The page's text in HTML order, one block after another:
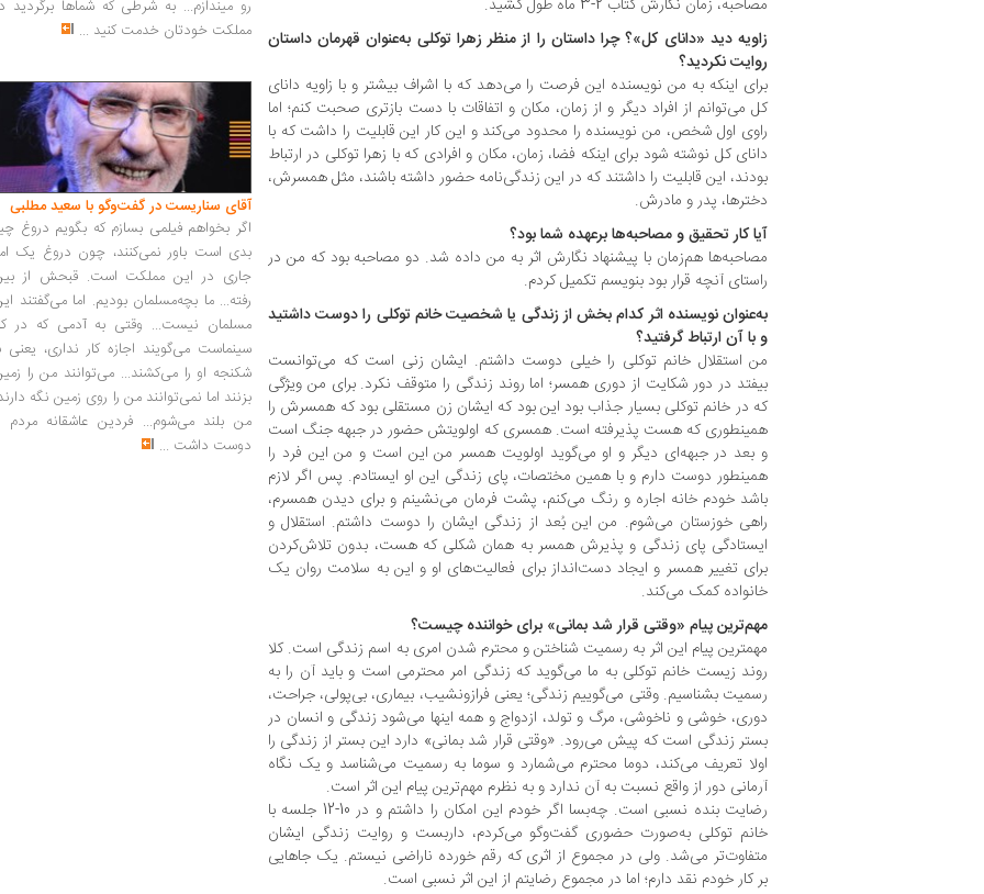
مصاحبه، زمان نگارش کتاب 2-3 ماه طول کشید.
زاویه دید «دانای کل»؟ چرا داستان را از منظر زهرا توکلی به‌عنوان قهرمان داستان
روایت نکردید؟
برای اینکه به من نویسنده این فرصت را می‌دهد که با اشراف بیشتر و با زاویه دانای
کل می‌توانم از افراد دیگر و از زمان، مکان و اتفاقات با دست بازتری صحبت کنم؛ اما
راوی اول شخص، من نویسنده را محدود می‌کند و این کار این قابلیت را داشت که با
دانای کل نوشته شود برای اینکه فضا، زمان، مکان و افرادی که با زهرا توکلی در ارتباط
بودند، این قابلیت را داشتند که در این زندگی‌نامه حضور داشته باشند، مثل همسرش،
دخترها، پدر و مادرش.
آیا کار تحقیق و مصاحبه‌ها برعهده شما بود؟
مصاحبه‌ها هم‌زمان با پیشنهاد نگارش اثر به من داده شد. دو مصاحبه بود که من در
راستای آنچه قرار بود بنویسم تکمیل کردم.
به‌عنوان نویسنده اثر کدام بخش از زندگی یا شخصیت خانم توکلی را دوست داشتید
و با آن ارتباط گرفتید؟
من استقلال خانم توکلی را خیلی دوست داشتم. ایشان زنی است که می‌توانست
بیفتد در دور شکایت از دوری همسر؛ اما روند زندگی را متوقف نکرد. برای من ویژگی
که در خانم توکلی بسیار جذاب بود این بود که ایشان زن مستقلی بود که همسرش را
همینطوری که هست پذیرفته است. همسری که اولویتش حضور در جبهه جنگ است
و بعد در جبهه‌ای دیگر و او می‌گوید اولویت همسر من این است و من این فرد را
همینطور دوست دارم و با همین مختصات، پای زندگی این او ایستادم. پس اگر لازم
باشد خودم خانه اجاره و رنگ می‌کنم، پشت فرمان می‌نشینم و برای دیدن همسرم،
راهی خوزستان می‌شوم. من این بُعد از زندگی ایشان را دوست داشتم. استقلال و
ایستادگی پای زندگی و پذیرش همسر به همان شکلی که هست، بدون تلاش‌کردن
برای تغییر همسر و ایجاد دست‌انداز برای فعالیت‌های او و این به سلامت روان یک
خانواده کمک می‌کند.
مهم‌ترین پیام «وقتی قرار شد بمانی» برای خواننده چیست؟
مهمترین پیام این اثر به رسمیت شناختن و محترم شدن امری به اسم زندگی است. کلا
روند زیست خانم توکلی به ما می‌گوید که زندگی امر محترمی است و باید آن را به
رسمیت بشناسیم. وقتی می‌گوییم زندگی؛ یعنی فرازونشیب، بیماری، بی‌پولی، جراحت،
دوری، خوشی و ناخوشی، مرگ و تولد، ازدواج و همه اینها می‌شود زندگی و انسان در
بستر زندگی است که پیش می‌رود. «وقتی قرار شد بمانی» دارد این بستر از زندگی را
اولا تعریف می‌کند، دوما محترم می‌شمارد و سوما به رسمیت می‌شناسد و یک نگاه
آرمانی دور از واقع نسبت به آن ندارد و به نظرم مهم‌ترین پیام این اثر است.
رضایت بنده نسبی است. چه‌بسا اگر خودم این امکان را داشتم و در 10-12 جلسه با
خانم توکلی به‌صورت حضوری گفت‌وگو می‌کردم، داربست و روایت زندگی ایشان
متفاوت‌تر می‌شد. ولی در مجموع از اثری که رقم خورده ناراضی نیستم. یک جاهایی
بر کار خودم نقد دارم؛ اما در مجموع رضایتم از این اثر نسبی است.
رو میندازم... به شرطی که شماها برگردید
مملکت خودتان خدمت کنید ...
آقای سناریست در گفت‌وگو با سعید مطلبی
اگر بخواهم فیلمی بسازم که بگویم دروغ
بدی است باور نمی‌کنند، چون دروغ یک
جاری در این مملکت است. قبحش از
رفته... ما بچه‌مسلمان بودیم. اما می‌گفتند
مسلمان نیست... وقتی به آدمی که در
سینماست می‌گویند اجازه کار نداری، یعنی
شکنجه او را می‌کشند... می‌توانند من را
بزنند اما نمی‌توانند من را روی زمین نگه
من بلند می‌شوم... فردین عاشقانه مردم
دوست داشت ...